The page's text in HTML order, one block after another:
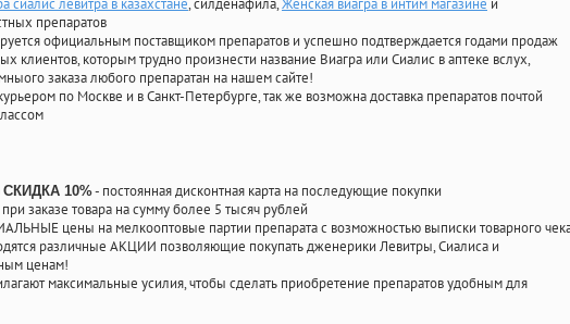
сиалис левитра в казахстане, силденафила,Женская виагра в интим магазине и
препаратов
официальным поставщиком препаратов и успешно подтверждается годами продаж
клиентов, которым трудно произнести название Виагра или Сиалис в аптеке вслух,
заказа любого препаратан на нашем сайте!
по Москве и в Санкт-Петербурге, так же возможна доставка препаратов почтой
СКИДКА 10%- постоянная дисконтная карта на последующие покупки
при заказе товара на сумму более 5 тысяч рублей
цены на мелкооптовые партии препарата с возможностью выписки товарного
различные АКЦИИ позволяющие покупать дженерики Левитры, Сиалиса и
ценам!
максимальные усилия, чтобы сделать приобретение препаратов удобным для